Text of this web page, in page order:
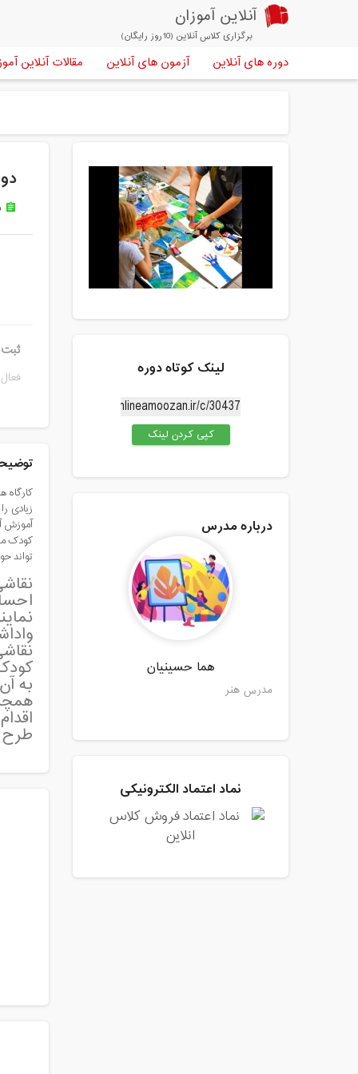
آنلاین آموزان
برگزاری کلاس آنلاین (10روز رایگان)
دوره های آنلاین آزمون های آنلاین مقالات آنلاین
assignment
کارگاه
زیادی
آموزش
کودک
تواند
به
طرح
لینک کوتاه دوره
کپی کردن لینک
درباره مدرس
هما حسینیان
مدرس هنر
نماد اعتماد الکترونیکی